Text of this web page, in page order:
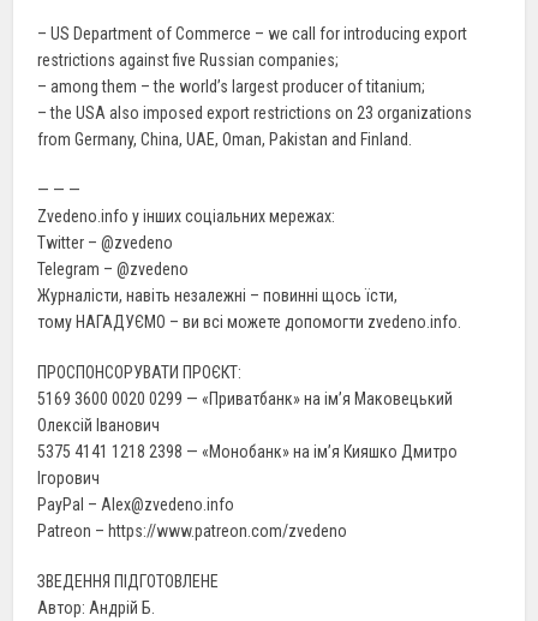
– US Department of Commerce – we call for introducing export
restrictions against five Russian companies;
– among them – the world’s largest producer of titanium;
– the USA also imposed export restrictions on 23 organizations
from Germany, China, UAE, Oman, Pakistan and Finland.
— — —
Zvedeno.info у інших соціальних мережах:
Twitter – @zvedeno
Telegram – @zvedeno
Журналісти, навіть незалежні – повинні щось їсти,
тому НАГАДУЄМО – ви всі можете допомогти zvedeno.info.
ПРОСПОНСОРУВАТИ ПРОЄКТ:
5169 3600 0020 0299 — «Приватбанк» на ім’я Маковецький
Олексій Іванович
5375 4141 1218 2398 — «Монобанк» на ім’я Кияшко Дмитро
Ігорович
PayPal – Alex@zvedeno.info
Patreon – https://www.patreon.com/zvedeno
ЗВЕДЕННЯ ПІДГОТОВЛЕНЕ
Автор: Андрій Б.